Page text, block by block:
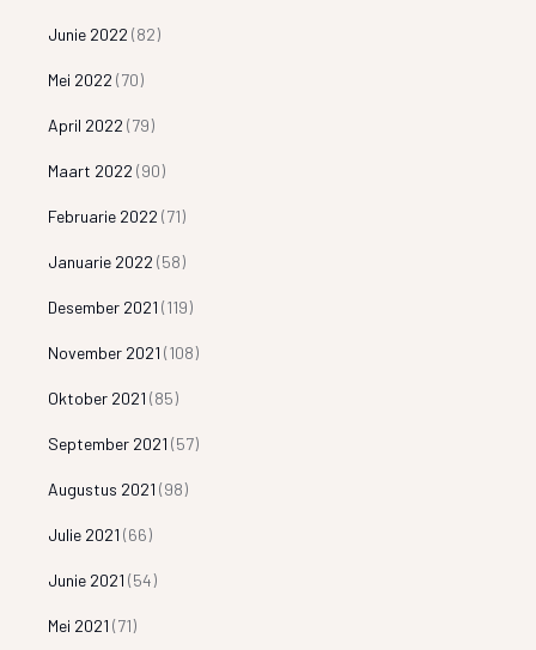
Junie 2022 (82)
Mei 2022 (70)
April 2022 (79)
Maart 2022 (90)
Februarie 2022 (71)
Januarie 2022 (58)
Desember 2021 (119)
November 2021 (108)
Oktober 2021 (85)
September 2021 (57)
Augustus 2021 (98)
Julie 2021 (66)
Junie 2021 (54)
Mei 2021 (71)